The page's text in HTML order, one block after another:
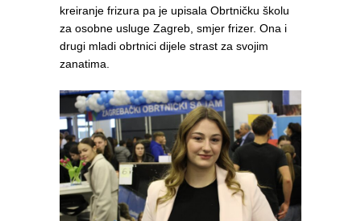
kreiranje frizura pa je upisala Obrtničku školu
za osobne usluge Zagreb, smjer frizer. Ona i
drugi mladi obrtnici dijele strast za svojim
zanatima.